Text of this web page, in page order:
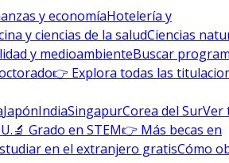
y economíaHotelería y
y ciencias de la saludCiencias
y medioambienteBuscar
👉 Explora todas las
JapónIndiaSingapurCorea del SurVer
🔬 Grado en STEM👉 Más becas en
en el extranjero gratisCómo